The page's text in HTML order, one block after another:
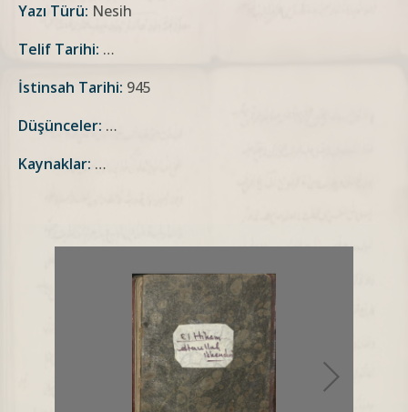
Yazı Türü: Nesih
Telif Tarihi: …
İstinsah Tarihi: 945
Düşünceler: …
Kaynaklar: …